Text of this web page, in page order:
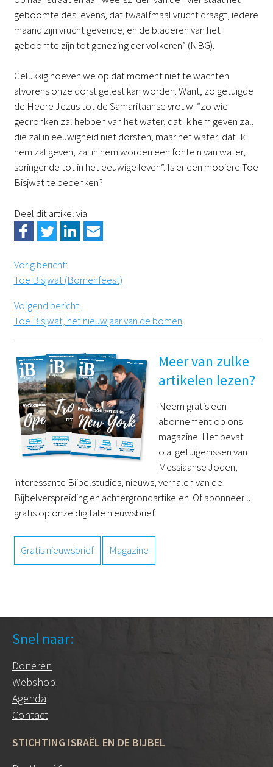
geboomte des levens, dat twaalfmaal vrucht draagt, iedere
maand zijn vrucht gevende; en de bladeren van het
geboomte zijn tot genezing der volkeren” (NBG).
Gelukkig hoeven we op dat moment niet te wachten
alvorens onze dorst gelest kan worden. Want, zo getuigde
de Heere Jezus tot de Samaritaanse vrouw: “zo wie
gedronken zal hebben van het water, dat Ik hem geven zal,
die zal in eeuwigheid niet dorsten; maar het water, dat Ik
hem zal geven, zal in hem worden een fontein van water,
springende tot in het eeuwige leven”. Is er een mooiere Toe
Bisjwat te bedenken?
Deel dit artikel via
Vorig bericht:
Toe Bisjwat (Bomenfeest)
Volgend bericht:
Toe Bisjwat, het nieuwjaar van de bomen
Meer van zulke
artikelen lezen?
Neem gratis een
abonnement op ons
magazine. Het bevat
o.a. getuigenissen van
Messiaanse Joden,
interessante Bijbelstudies, nieuws, verhalen van de
Bijbelverspreiding en achtergrondartikelen. Of abonneer u
gratis op onze digitale nieuwsbrief.
Gratis nieuwsbrief Magazine
Snel naar:
Doneren
Webshop
Agenda
Contact
STICHTING ISRAËL EN DE BIJBEL